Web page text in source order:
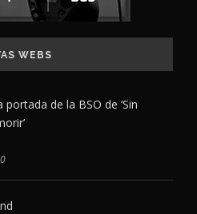
WEBS
de la BSO de ‘Sin